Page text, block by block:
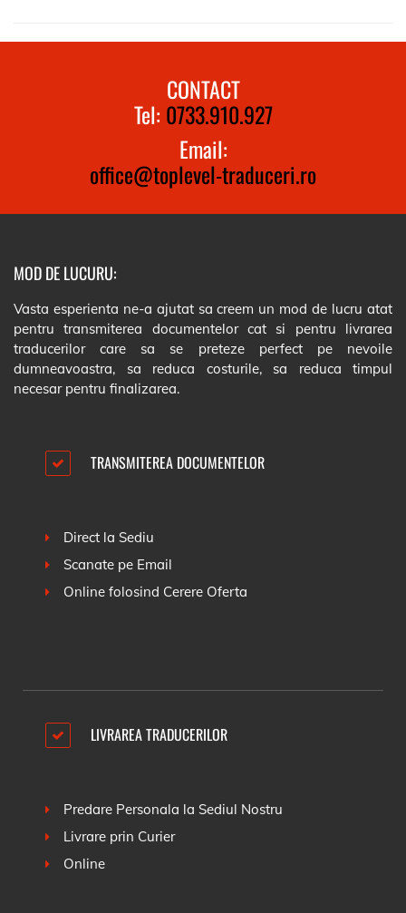
CONTACT
Tel: 0733.910.927
Email:
office@toplevel-traduceri.ro
MOD DE LUCURU:
Vasta esperienta ne-a ajutat sa creem un mod de lucru atat
pentru transmiterea documentelor cat si pentru livrarea
traducerilor care sa se preteze perfect pe nevoile
dumneavoastra, sa reduca costurile, sa reduca timpul
necesar pentru finalizarea.
TRANSMITEREA DOCUMENTELOR
Direct la Sediu
Scanate pe Email
Online folosind Cerere Oferta
LIVRAREA TRADUCERILOR
Predare Personala la Sediul Nostru
Livrare prin Curier
Online